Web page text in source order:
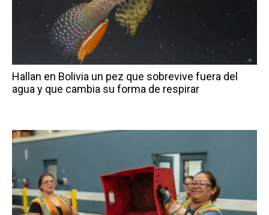
Hallan en Bolivia un pez que sobrevive fuera del
agua y que cambia su forma de respirar